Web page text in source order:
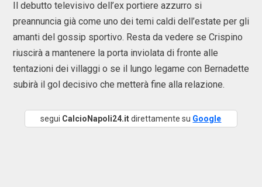
Il debutto televisivo dell’ex portiere azzurro si
preannuncia già come uno dei temi caldi dell’estate per gli
amanti del gossip sportivo. Resta da vedere se Crispino
riuscirà a mantenere la porta inviolata di fronte alle
tentazioni dei villaggi o se il lungo legame con Bernadette
subirà il gol decisivo che metterà fine alla relazione.
segui CalcioNapoli24.itdirettamente su Google